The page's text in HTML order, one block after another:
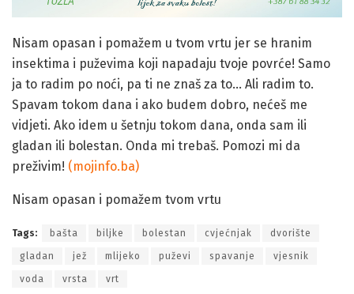
Nisam opasan i pomažem u tvom vrtu jer se hranim
insektima i puževima koji napadaju tvoje povrće! Samo
ja to radim po noći, pa ti ne znaš za to… Ali radim to.
Spavam tokom dana i ako budem dobro, nećeš me
vidjeti. Ako idem u šetnju tokom dana, onda sam ili
gladan ili bolestan. Onda mi trebaš. Pomozi mi da
preživim! (mojinfo.ba)
Nisam opasan i pomažem tvom vrtu
Tags: bašta biljke bolestan cvjećnjak dvorište
gladan jež mlijeko puževi spavanje vjesnik
voda vrsta vrt